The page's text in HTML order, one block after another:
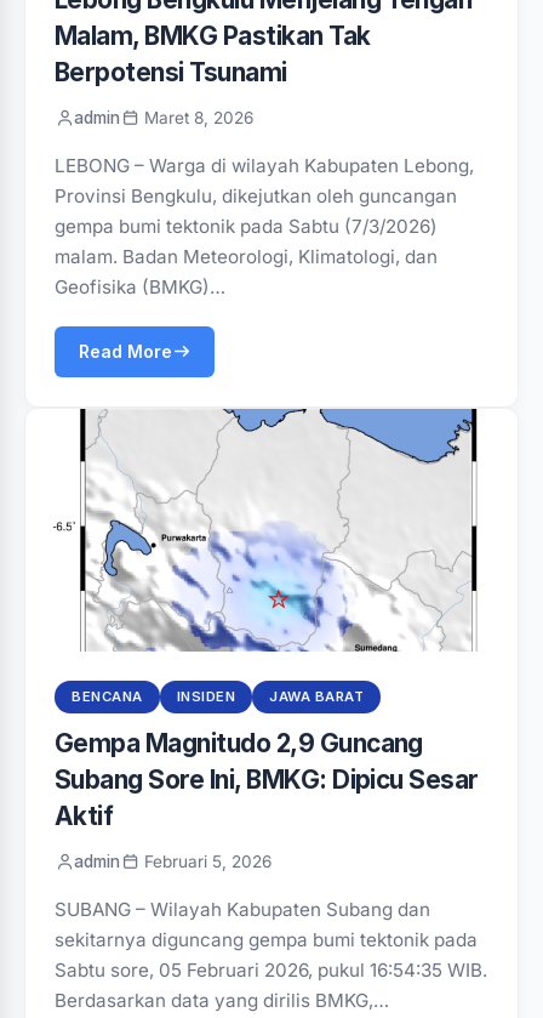
Malam, BMKG Pastikan Tak
Berpotensi Tsunami
admin Maret 8, 2026
LEBONG – Warga di wilayah Kabupaten Lebong,
Provinsi Bengkulu, dikejutkan oleh guncangan
gempa bumi tektonik pada Sabtu (7/3/2026)
malam. Badan Meteorologi, Klimatologi, dan
Geofisika (BMKG)…
Read More
BENCANA INSIDEN JAWA BARAT
Gempa Magnitudo 2,9 Guncang
Subang Sore Ini, BMKG: Dipicu Sesar
Aktif
admin Februari 5, 2026
SUBANG – Wilayah Kabupaten Subang dan
sekitarnya diguncang gempa bumi tektonik pada
Sabtu sore, 05 Februari 2026, pukul 16:54:35 WIB.
Berdasarkan data yang dirilis BMKG,…